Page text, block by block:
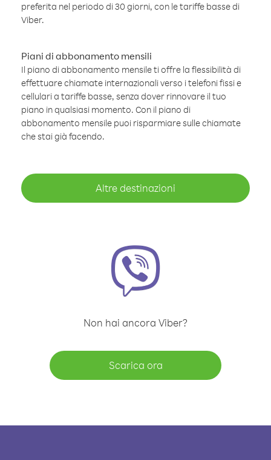
preferita nel periodo di 30 giorni, con le tariffe basse di
Viber.
Piani di abbonamento mensili
Il piano di abbonamento mensile ti offre la flessibilità di
effettuare chiamate internazionali verso i telefoni fissi e
cellulari a tariffe basse, senza dover rinnovare il tuo
piano in qualsiasi momento. Con il piano di
abbonamento mensile puoi risparmiare sulle chiamate
che stai già facendo.
Altre destinazioni
Non hai ancora Viber?
Scarica ora